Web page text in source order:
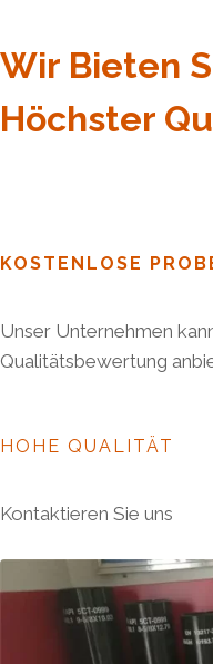
Wir Bieten
Höchster
KOSTENLOSE
Unser Unternehmen
Qualitätsbewertung
HOHE QUALITÄT
Kontaktieren Sie uns